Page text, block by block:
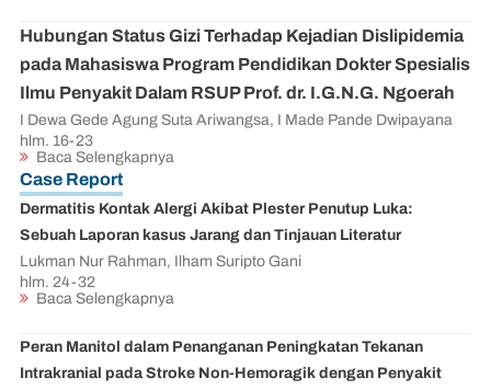
Hubungan Status Gizi Terhadap Kejadian Dislipidemia
pada Mahasiswa Program Pendidikan Dokter Spesialis
Ilmu Penyakit Dalam RSUP Prof. dr. I.G.N.G. Ngoerah
I Dewa Gede Agung Suta Ariwangsa, I Made Pande Dwipayana
hlm. 16-23
Baca Selengkapnya
Case Report
Dermatitis Kontak Alergi Akibat Plester Penutup Luka:
Sebuah Laporan kasus Jarang dan Tinjauan Literatur
Lukman Nur Rahman, Ilham Suripto Gani
hlm.24-32
Baca Selengkapnya
Peran Manitol dalam Penanganan Peningkatan Tekanan
Intrakranial pada Stroke Non-Hemoragik dengan Penyakit